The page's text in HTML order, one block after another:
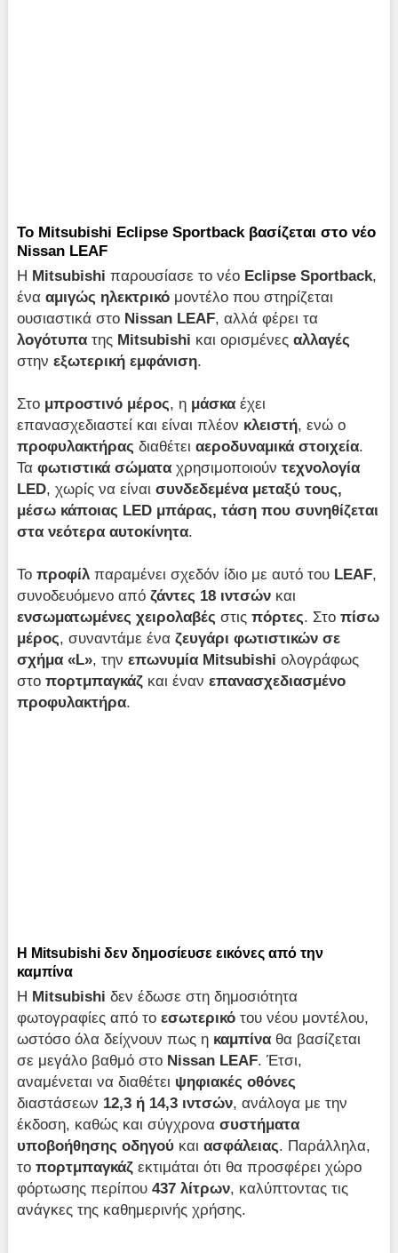
Το Mitsubishi Eclipse Sportback βασίζεται στο νέο
Nissan LEAF
Η Mitsubishi παρουσίασε το νέο Eclipse Sportback,
ένααμιγώς ηλεκτρικό μοντέλο που στηρίζεται
ουσιαστικά στο Nissan LEAF, αλλά φέρει τα
λογότυπα της Mitsubishi και ορισμένεςαλλαγές
στηνεξωτερική εμφάνιση.
Στο μπροστινό μέρος, η μάσκα έχει
επανασχεδιαστεί και είναι πλέον κλειστή, ενώ ο
προφυλακτήρας διαθέτειαεροδυναμικά στοιχεία.
Ταφωτιστικά σώματα χρησιμοποιούντεχνολογία
LED, χωρίς να είναισυνδεδεμένα μεταξύ τους,
μέσω κάποιας LED μπάρας, τάση που συνηθίζεται
στα νεότερα αυτοκίνητα.
Τοπροφίλ παραμένει σχεδόν ίδιο με αυτό του LEAF,
συνοδευόμενο απόζάντες 18 ιντσών και
ενσωματωμένες χειρολαβές στιςπόρτες. Στοπίσω
μέρος, συναντάμε έναζευγάρι φωτιστικών σε
σχήμα «L», τηνεπωνυμία Mitsubishi ολογράφως
στοπορτμπαγκάζ και ένανεπανασχεδιασμένο
προφυλακτήρα.
Η Mitsubishi δεν δημοσίευσε εικόνες από την
καμπίνα
Η Mitsubishi δεν έδωσε στη δημοσιότητα
φωτογραφίες από τοεσωτερικό του νέου μοντέλου,
ωστόσο όλα δείχνουν πως η καμπίνα θα βασίζεται
σε μεγάλο βαθμό στο Nissan LEAF. Έτσι,
αναμένεται να διαθέτει ψηφιακές οθόνες
διαστάσεων 12,3 ή 14,3 ιντσών, ανάλογα με την
έκδοση, καθώς και σύγχρονασυστήματα
υποβοήθησης οδηγού καιασφάλειας. Παράλληλα,
τοπορτμπαγκάζ εκτιμάται ότι θα προσφέρει χώρο
φόρτωσης περίπου437 λίτρων, καλύπτοντας τις
ανάγκες της καθημερινής χρήσης.